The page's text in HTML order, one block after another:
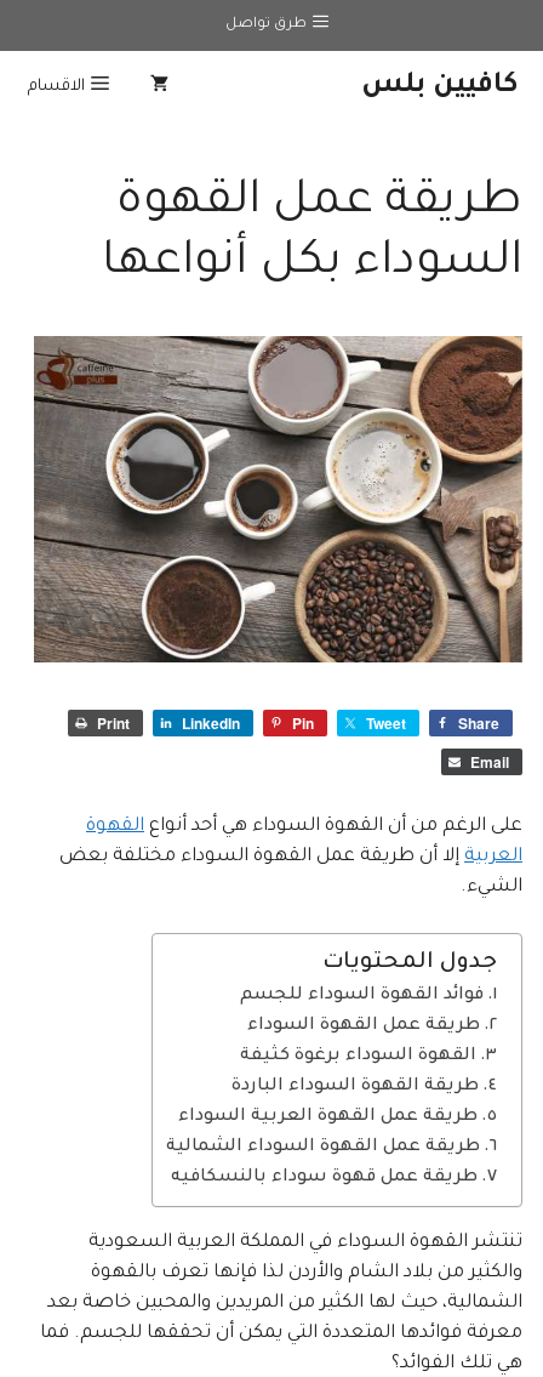
المحتوى
طرق تواصل
كافيين بلس الاقسام
طريقة عمل القهوة
السوداء بكل أنواعها
Share
Tweet
Pin
LinkedIn
Print
Email
على الرغم من أن القهوة السوداء هي أحد أنواع القهوة
العربية إلا أن طريقة عمل القهوة السوداء مختلفة بعض
الشيء.
جدول المحتويات
فوائد القهوة السوداء للجسم
طريقة عمل القهوة السوداء
القهوة السوداء برغوة كثيفة
طريقة القهوة السوداء الباردة
طريقة عمل القهوة العربية السوداء
طريقة عمل القهوة السوداء الشمالية
طريقة عمل قهوة سوداء بالنسكافيه
تنتشر القهوة السوداء في المملكة العربية السعودية
والكثير من بلاد الشام والأردن لذا فإنها تعرف بالقهوة
الشمالية، حيث لها الكثير من المريدين والمحبين خاصة بعد
معرفة فوائدها المتعددة التي يمكن أن تحققها للجسم. فما
هي تلك الفوائد؟